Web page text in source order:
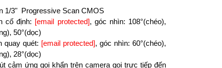
1/3" Progressive Scan CMOS
cố định: [email protected], góc nhìn: 108°(chéo),
50°(dọc)
quay quét: [email protected], góc nhìn: 60°(chéo),
28°(dọc)
cảm ứng gọi khẩn trên camera gọi trực tiếp đến